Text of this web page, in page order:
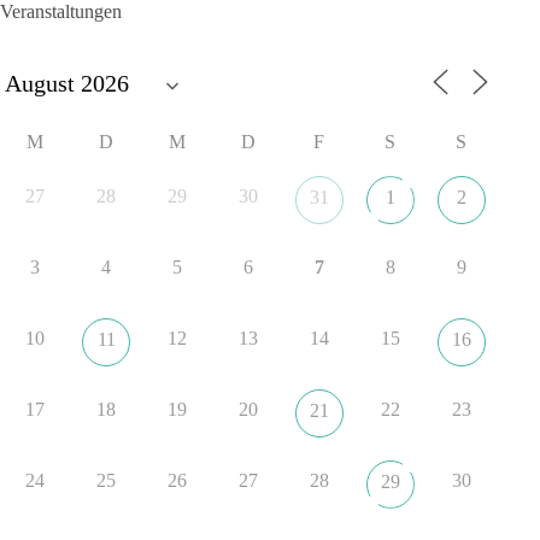
aus der NATO. Ein Gipfel, der mehr nach Rüstungsdeal als
nach Friedenspolitik klingt, wird niemals Sicherheit schaffen,
#NATO
Veranstaltungen
M D M D F S S
27 28 29 30 31 1 2
3 4 5 6 7 8 9
10 11 12 13 14 15 16
17 18 19 20 21 22 23
24 25 26 27 28 29 30